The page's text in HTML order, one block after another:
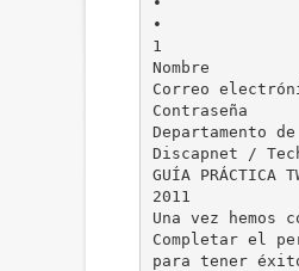
•
1
Nombre
Correo
Contraseña
Departamento
Discapnet /
GUÍA PRÁCTICA
2011
Una vez hemos
Completar el
para tener